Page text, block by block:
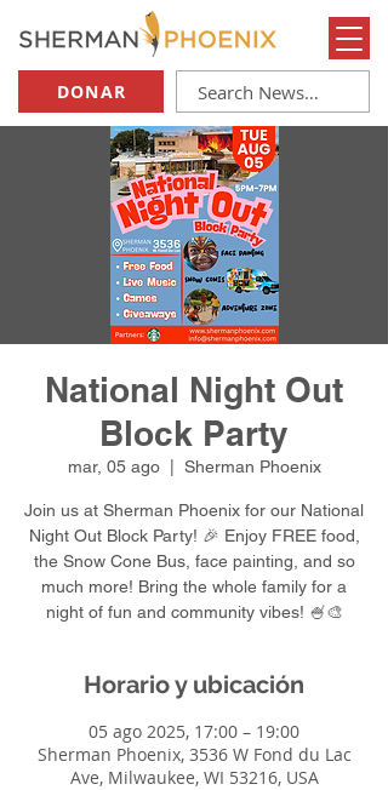
DONAR
National Night Out
Block Party
mar, 05 ago
  |
Sherman Phoenix
Join us at Sherman Phoenix for our National
Night Out Block Party! 🎉 Enjoy FREE food,
the Snow Cone Bus, face painting, and so
much more! Bring the whole family for a
night of fun and community vibes! 🍧🎨
Horario y ubicación
05 ago 2025, 17:00 – 19:00
Sherman Phoenix, 3536 W Fond du Lac
Ave, Milwaukee, WI 53216, USA